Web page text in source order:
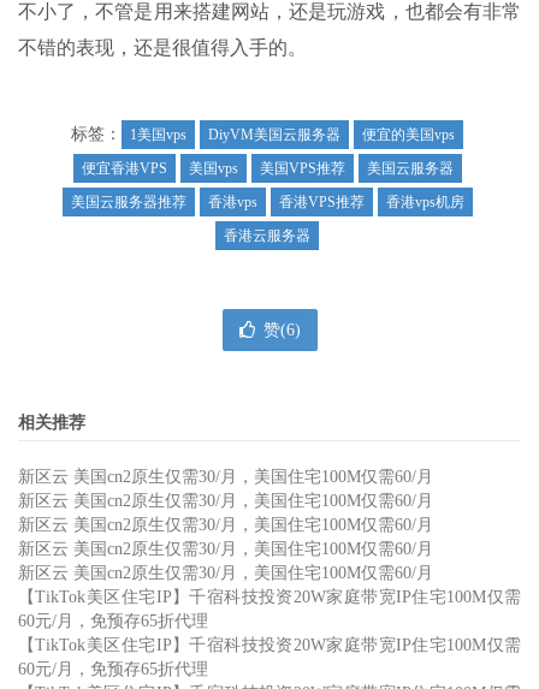
不小了，不管是用来搭建网站，还是玩游戏，也都会有非常
不错的表现，还是很值得入手的。
标签： 1美国vps DiyVM美国云服务器
便宜的美国vps
便宜香港VPS
美国vps 美国VPS推荐
美国云服务器
美国云服务器推荐
香港vps 香港VPS推荐
香港vps机房
香港云服务器
赞(6)
相关推荐
新区云 美国cn2原生仅需30/月，美国住宅100M仅需60/月
新区云 美国cn2原生仅需30/月，美国住宅100M仅需60/月
新区云 美国cn2原生仅需30/月，美国住宅100M仅需60/月
新区云 美国cn2原生仅需30/月，美国住宅100M仅需60/月
新区云 美国cn2原生仅需30/月，美国住宅100M仅需60/月
【TikTok美区住宅IP】千宿科技投资20W家庭带宽IP住宅100M仅需
60元/月，免预存65折代理
【TikTok美区住宅IP】千宿科技投资20W家庭带宽IP住宅100M仅需
60元/月，免预存65折代理